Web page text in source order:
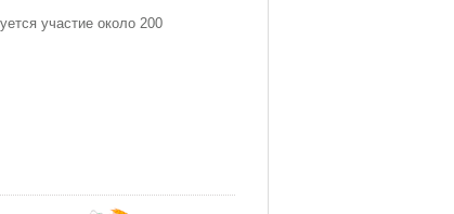
участие около 200